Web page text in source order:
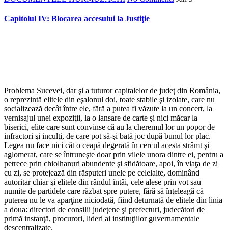
Capitolul IV: Blocarea accesului la Justiţie
Problema Sucevei, dar şi a tuturor capitalelor de judeţ din România,
o reprezintă elitele din eşalonul doi, toate stabile şi izolate, care nu
socializează decât între ele, fără a putea fi văzute la un concert, la
vernisajul unei expoziţii, la o lansare de carte şi nici măcar la
biserici, elite care sunt convinse că au la cheremul lor un popor de
infractori şi inculţi, de care pot să-şi bată joc după bunul lor plac.
Legea nu face nici cât o ceapă degerată în cercul acesta strâmt şi
aglomerat, care se întruneşte doar prin vilele unora dintre ei, pentru a
petrece prin chiolhanuri abundente şi sfidătoare, apoi, în viaţa de zi
cu zi, se protejează din răsputeri unele pe celelalte, dominând
autoritar chiar şi elitele din rândul întâi, cele alese prin vot sau
numite de partidele care răzbat spre putere, fără să înţeleagă că
puterea nu le va aparţine niciodată, fiind deturnată de elitele din linia
a doua: directori de consilii judeţene şi prefecturi, judecători de
primă instanţă, procurori, lideri ai instituţiilor guvernamentale
descentralizate.